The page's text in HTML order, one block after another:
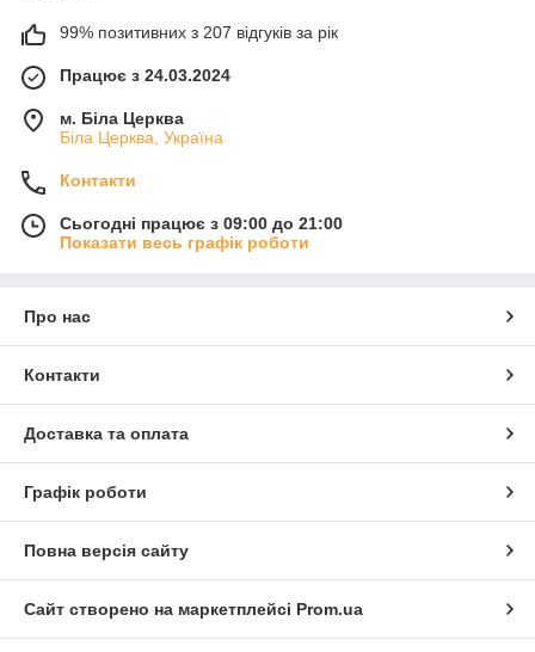
99% позитивних з 207 відгуків за рік
Працює з 24.03.2024
м. Біла Церква
Біла Церква, Україна
Контакти
Сьогодні працює з 09:00 до 21:00
Показати весь графік роботи
Про нас
Контакти
Доставка та оплата
Графік роботи
Повна версія сайту
Сайт створено на маркетплейсі Prom.ua